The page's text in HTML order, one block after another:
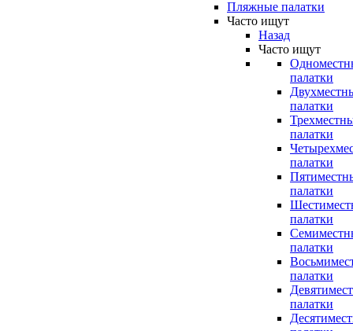
Пляжные палатки
Часто ищут
Назад
Часто ищут
палатки
палатки
палатки
палатки
палатки
палатки
палатки
палатки
палатки